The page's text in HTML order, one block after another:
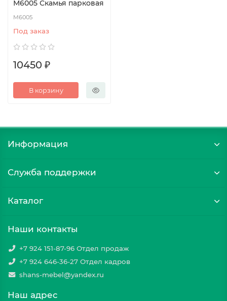
М6005 Скамья парковая
М6005
Под заказ
10450 ₽
В корзину
Информация
Служба поддержки
Каталог
Наши контакты
+7 924 151-87-96 Отдел продаж
+7 924 646-36-27 Отдел кадров
shans-mebel@yandex.ru
Наш адрес